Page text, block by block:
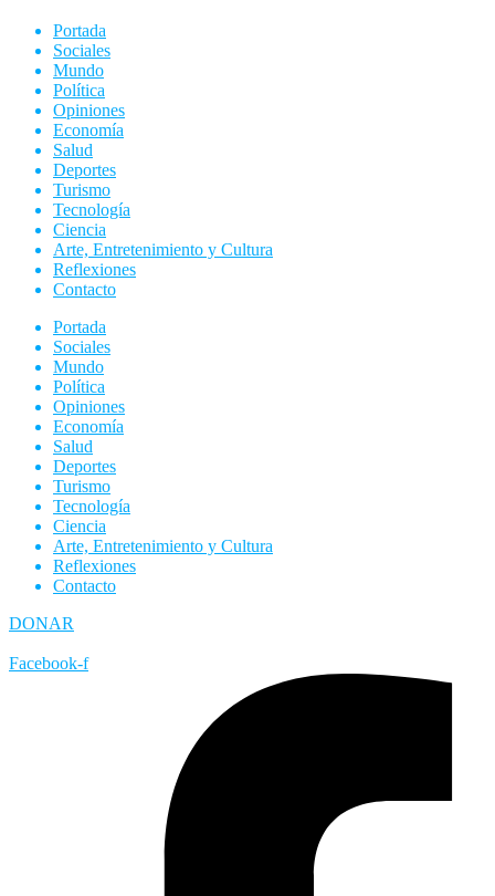
Portada
Sociales
Mundo
Política
Opiniones
Economía
Salud
Deportes
Turismo
Tecnología
Ciencia
Arte, Entretenimiento y Cultura
Reflexiones
Contacto
Portada
Sociales
Mundo
Política
Opiniones
Economía
Salud
Deportes
Turismo
Tecnología
Ciencia
Arte, Entretenimiento y Cultura
Reflexiones
Contacto
DONAR
Facebook-f